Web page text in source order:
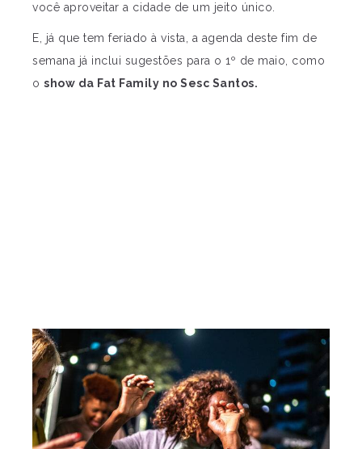
você aproveitar a cidade de um jeito único.
E, já que tem feriado à vista, a agenda deste fim de
semana já inclui sugestões para o 1º de maio, como
o show da Fat Family no Sesc Santos.